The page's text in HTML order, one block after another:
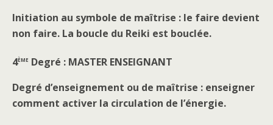
Initiation au symbole de maîtrise : le faire devient
non faire. La boucle du Reiki est bouclée.
4ème Degré : MASTER ENSEIGNANT
Degré d’enseignement ou de maîtrise : enseigner
comment activer la circulation de l’énergie.